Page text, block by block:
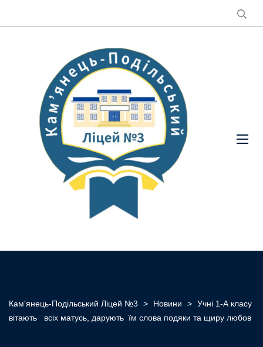
Кам'янець-Подільський Ліцей №3 > Новини > Учні 1-А класу
вітають всіх матусь, дарують їм слова подяки та щиру любов